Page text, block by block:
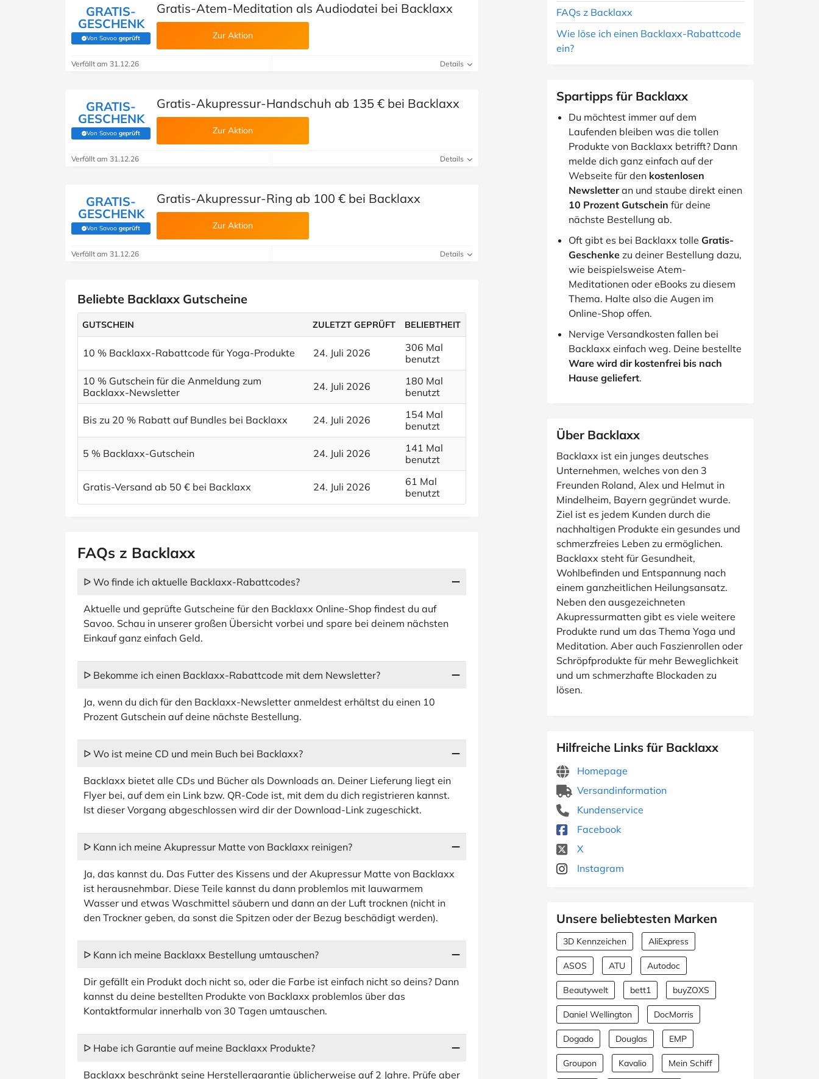
GRATIS-
GESCHENK
Von Savoo geprüft
(Von Savoo geprüft)
Gratis-Atem-Meditation als Audiodatei bei Backlaxx
Zur Aktion
Verfällt am 31.12.26 Details
GRATIS-
GESCHENK
Von Savoo geprüft
(Von Savoo geprüft)
Gratis-Akupressur-Handschuh ab 135 € bei Backlaxx
Zur Aktion
Verfällt am 31.12.26 Details
GRATIS-
GESCHENK
Von Savoo geprüft
(Von Savoo geprüft)
Gratis-Akupressur-Ring ab 100 € bei Backlaxx
Zur Aktion
Verfällt am 31.12.26 Details
Beliebte Backlaxx Gutscheine
GUTSCHEIN ZULETZT GEPRÜFT BELIEBTHEIT
10 % Backlaxx-Rabattcode für Yoga-Produkte 24. Juli 2026
306 Mal
benutzt
10 % Gutschein für die Anmeldung zum
Backlaxx-Newsletter
24. Juli 2026
180 Mal
benutzt
Bis zu 20 % Rabatt auf Bundles bei Backlaxx 24. Juli 2026
154 Mal
benutzt
5 % Backlaxx-Gutschein 24. Juli 2026
141 Mal
benutzt
Gratis-Versand ab 50 € bei Backlaxx 24. Juli 2026
61 Mal
benutzt
FAQs z Backlaxx
Wie löse ich einen Backlaxx-Rabattcode
ein?
Spartipps für Backlaxx
Du möchtest immer auf dem
Laufenden bleiben was die tollen
Produkte von Backlaxx betrifft? Dann
melde dich ganz einfach auf der
Webseite für den kostenlosen
Newsletteran und staube direkt einen
10 Prozent Gutschein für deine
nächste Bestellung ab.
Oft gibt es bei Backlaxx tolle Gratis-
Geschenke zu deiner Bestellung dazu,
wie beispielsweise Atem-
Meditationen oder eBooks zu diesem
Thema. Halte also die Augen im
Online-Shop offen.
Nervige Versandkosten fallen bei
Backlaxx einfach weg. Deine bestellte
Ware wird dir kostenfrei bis nach
Hause geliefert.
Über Backlaxx
Backlaxx ist ein junges deutsches
Unternehmen, welches von den 3
Freunden Roland, Alex und Helmut in
Mindelheim, Bayern gegründet wurde.
Ziel ist es jedem Kunden durch die
nachhaltigen Produkte ein gesundes und
schmerzfreies Leben zu ermöglichen.
Backlaxx steht für Gesundheit,
Wohlbefinden und Entspannung nach
einem ganzheitlichen Heilungsansatz.
Neben den ausgezeichneten
Akupressurmatten gibt es viele weitere
Produkte rund um das Thema Yoga und
Meditation. Aber auch Faszienrollen oder
Schröpfprodukte für mehr Beweglichkeit
und um schmerzhafte Blockaden zu
lösen.
Hilfreiche Links für Backlaxx
Homepage
Versandinformation
Kundenservice
Facebook
X
Instagram
Unsere beliebtesten Marken
3D Kennzeichen AliExpress
ASOS ATU Autodoc
Beautywelt bett1 buyZOXS
Daniel Wellington DocMorris
Dogado Douglas EMP
Groupon Kavalio Mein Schiff
FAQs z Backlaxx
ᐅ Wo finde ich aktuelle Backlaxx-Rabattcodes?
Aktuelle und geprüfte Gutscheine für den Backlaxx Online-Shop findest du auf
Savoo. Schau in unserer großen Übersicht vorbei und spare bei deinem nächsten
Einkauf ganz einfach Geld.
ᐅ Bekomme ich einen Backlaxx-Rabattcode mit dem Newsletter?
Ja, wenn du dich für den Backlaxx-Newsletter anmeldest erhältst du einen 10
Prozent Gutschein auf deine nächste Bestellung.
ᐅ Wo ist meine CD und mein Buch bei Backlaxx?
Backlaxx bietet alle CDs und Bücher als Downloads an. Deiner Lieferung liegt ein
Flyer bei, auf dem ein Link bzw. QR-Code ist, mit dem du dich registrieren kannst.
Ist dieser Vorgang abgeschlossen wird dir der Download-Link zugeschickt.
ᐅ Kann ich meine Akupressur Matte von Backlaxx reinigen?
Ja, das kannst du. Das Futter des Kissens und der Akupressur Matte von Backlaxx
ist herausnehmbar. Diese Teile kannst du dann problemlos mit lauwarmem
Wasser und etwas Waschmittel säubern und dann an der Luft trocknen (nicht in
den Trockner geben, da sonst die Spitzen oder der Bezug beschädigt werden).
ᐅ Kann ich meine Backlaxx Bestellung umtauschen?
Dir gefällt ein Produkt doch nicht so, oder die Farbe ist einfach nicht so deins? Dann
kannst du deine bestellten Produkte von Backlaxx problemlos über das
Kontaktformular innerhalb von 30 Tagen umtauschen.
ᐅ Habe ich Garantie auf meine Backlaxx Produkte?
Backlaxx beschränkt seine Herstellergarantie üblicherweise auf 2 Jahre. Prüfe aber